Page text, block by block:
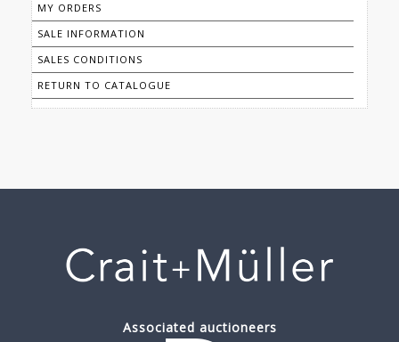
MY ORDERS
SALE INFORMATION
SALES CONDITIONS
RETURN TO CATALOGUE
Associated auctioneers